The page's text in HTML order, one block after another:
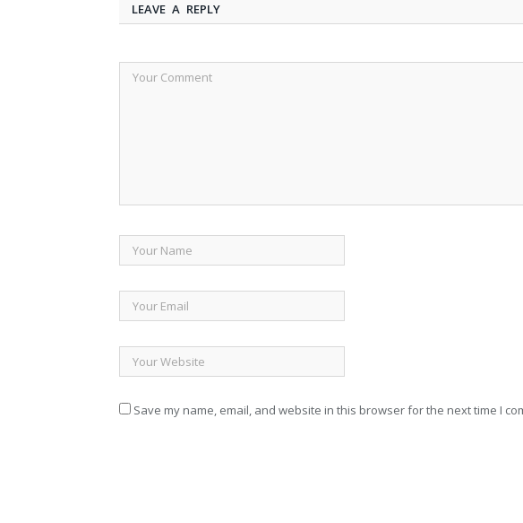
LEAVE A REPLY
Save my name, email, and website in this browser for the next time I